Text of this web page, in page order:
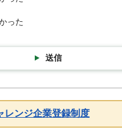
った
送信
レンジ企業登録制度